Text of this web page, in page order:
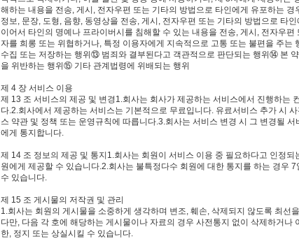
해하는 내용을 전송, 게시, 전자우편 또는 기타의 방법으로 타인에게 유포하는
정보, 문장, 도형, 음향, 동영상을 전송, 게시, 전자우편 또는 기타의 방법으로 타
이어서 타인의 명예나 프라이버시를 침해할 수 있는 내용을 전송, 게시, 전자우
자를 희롱 또는 위협하거나, 특정 이용자에게 지속적으로 고통 또는 불편을 주
수집 또는 저장하는 행위⑬ 범죄와 결부된다고 객관적으로 판단되는 행위⑭ 본
을 위반하는 행위⑮ 기타 관계법령에 위배되는 행위
제 4 장 서비스 이용
제 13 조 서비스의 제공 및 변경1.회사는 회사가 제공하는 서비스에서 진행하는
다.2.회사에서 제공하는 서비스는 기본적으로 무료입니다. 유료서비스 추가 시
스 약관 및 정책 또는 운영규칙에 따릅니다.3.회사는 서비스 변경 시 그 변경될
에게 통지합니다.
제 14 조 정보의 제공 및 통지1.회사는 회원이 서비스 이용 중 필요하다고 인정
원에게 제공할 수 있습니다.2.회사는 불특정다수 회원에 대한 통지를 하는 경우
수 있습니다.
제 15 조 게시물의 저작권 및 관리
1.회사는 회원의 게시물을 소중하게 생각하며 변조, 훼손, 삭제되지 않도록 최선
다만, 다음 각 호에 해당하는 게시물이나 자료의 경우 사전통지 없이 삭제하거나
한, 정지 또는 상실시킬 수 있습니다.